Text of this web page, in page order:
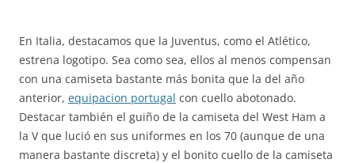
En Italia, destacamos que la Juventus, como el Atlético,
estrena logotipo. Sea como sea, ellos al menos compensan
con una camiseta bastante más bonita que la del año
anterior, equipacion portugal con cuello abotonado.
Destacar también el guiño de la camiseta del West Ham a
la V que lució en sus uniformes en los 70 (aunque de una
manera bastante discreta) y el bonito cuello de la camiseta